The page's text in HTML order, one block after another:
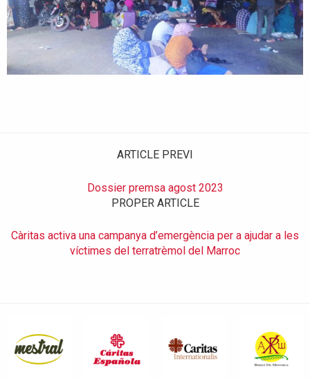
ARTICLE PREVI
Dossier premsa agost 2023
PROPER ARTICLE
Càritas activa una campanya d’emergència per a ajudar a les
víctimes del terratrèmol del Marroc